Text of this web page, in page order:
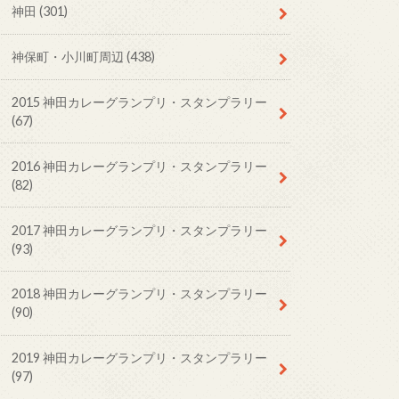
神田(301)
神保町・小川町周辺(438)
2015 神田カレーグランプリ・スタンプラリー
(67)
2016 神田カレーグランプリ・スタンプラリー
(82)
2017 神田カレーグランプリ・スタンプラリー
(93)
2018 神田カレーグランプリ・スタンプラリー
(90)
2019 神田カレーグランプリ・スタンプラリー
(97)